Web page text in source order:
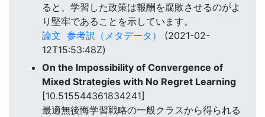
ると、学習した政策は報酬を腐敗させるのがよ
り堅牢であることを示しています。
論文 参考訳（メタデータ）
(2021-02-
12T15:53:48Z)
On the Impossibility of Convergence of
Mixed Strategies with No Regret Learning
[10.515544361834241]
最適無後悔学習戦略の一般クラスから得られる